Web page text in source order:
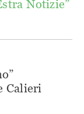
Notizie”
Calieri